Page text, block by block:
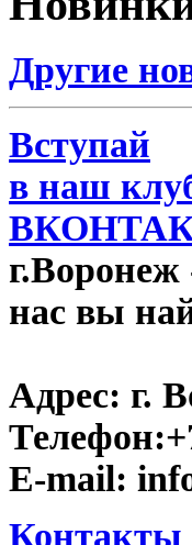
Другие
Вступай
в наш
г.Воронеж
нас вы
Адрес: г.
Телефон:
E-mail:
Контакты